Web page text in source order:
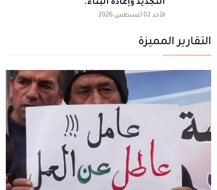
التجديد وإعادة البناء."
الأحد 02 أغسطس 2026
التقارير المميزة